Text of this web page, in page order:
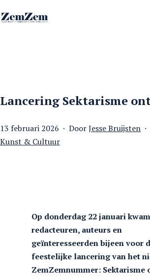
naar
Lancering Sektarisme
Gepubliceerd
op
13 februari 2026 DoorJesse Bruijsten
Gecategoriseerd
Kunst & Cultuur
Op donderdag 22 januari
redacteuren, auteurs en
geïnteresseerden bijeen voor
feestelijke lancering van het
ZemZemnummer: Sektarisme